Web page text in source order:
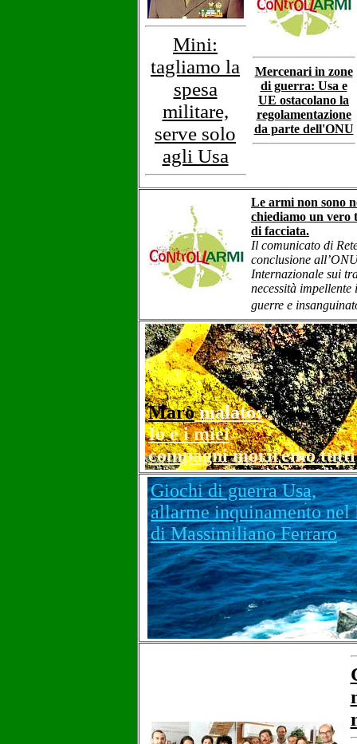
Mini:
tagliamo la
spesa
militare,
serve solo
agli Usa
Mercenari in zone
di guerra: Usa e
UE ostacolano la
regolamentazione
da parte dell'ONU
Le armi non sono
chiediamo un vero
di facciata.
Il comunicato di
conclusione
Internazionale sui
necessità
guerre e
Maròmalato:
Io e i miei
compagni moriremo tutti
Giochi di guerra Usa,
allarme inquinamento nel
di Massimiliano Ferraro